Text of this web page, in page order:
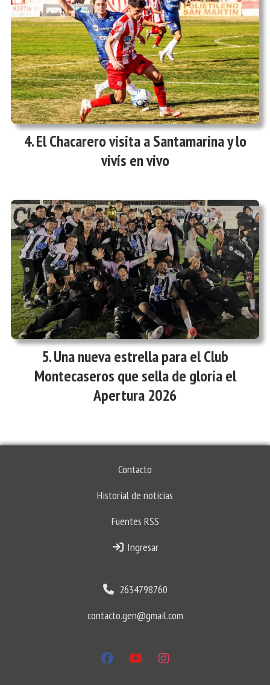
El Chacarero visita a Santamarina y lo
vivís en vivo
Una nueva estrella para el Club
Montecaseros que sella de gloria el
Apertura 2026
Contacto
Historial de noticias
Fuentes RSS
Ingresar
2634798760
contacto.gen@gmail.com